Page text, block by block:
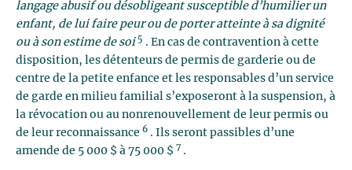
langage abusif ou désobligeant susceptible d’humilier un
enfant, de lui faire peur ou de porter atteinte à sa dignité
ou à son estime de soi 5 . En cas de contravention à cette
disposition, les détenteurs de permis de garderie ou de
centre de la petite enfance et les responsables d’un service
de garde en milieu familial s’exposeront à la suspension, à
la révocation ou au nonrenouvellement de leur permis ou
de leur reconnaissance 6 . Ils seront passibles d’une
amende de 5 000 $ à 75 000 $ 7 .